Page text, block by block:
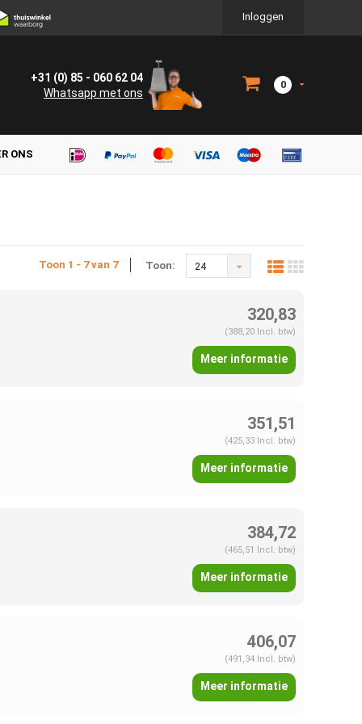
Inloggen
+31 (0) 85 - 060 62 04
Whatsapp met ons
0
ONS
Toon 1 - 7 van 7 Toon: 24
320,83
(388,20 Incl. btw)
Meer informatie
351,51
(425,33 Incl. btw)
Meer informatie
384,72
(465,51 Incl. btw)
Meer informatie
406,07
(491,34 Incl. btw)
Meer informatie